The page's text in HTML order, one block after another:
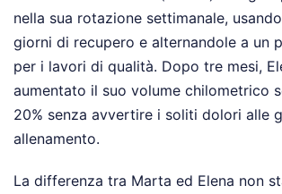
nella sua rotazione settimanale,
giorni di recupero e alternandole a un
per i lavori di qualità. Dopo tre mesi,
aumentato il suo volume chilometrico
20% senza avvertire i soliti dolori alle
allenamento.
La differenza tra Marta ed Elena non